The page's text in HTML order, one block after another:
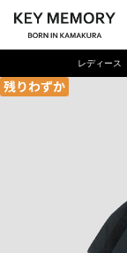
レディース